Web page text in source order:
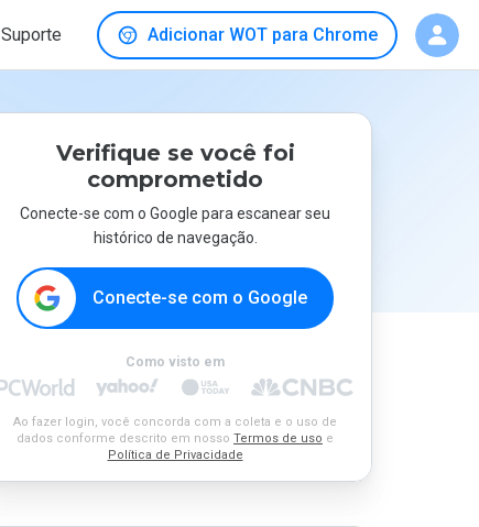
Suporte Adicionar WOT para Chrome
Verifique se você foi
comprometido
Conecte-se com o Google para escanear seu
histórico de navegação.
Conecte-se com o Google
Como visto em
Ao fazer login, você concorda com a coleta e o uso de
dados conforme descrito em nosso Termos de uso e
Política de Privacidade